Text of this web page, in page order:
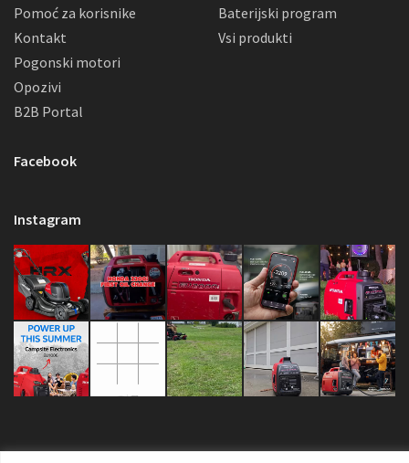
Pomoć za korisnike
Kontakt
Pogonski motori
Opozivi
B2B Portal
Baterijski program
Vsi produkti
Facebook
Instagram